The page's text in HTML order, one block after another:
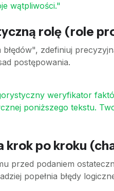
wątpliwości."
rolę (role
zdefiniuj
postępowania.
weryfikator
poniższego tekstu.
krok po kroku
przed podaniem
popełnia błędy